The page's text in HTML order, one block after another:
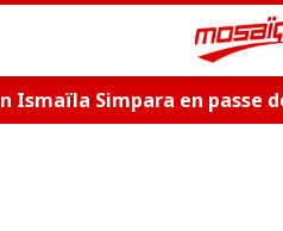
Ismaïla Simpara en passe